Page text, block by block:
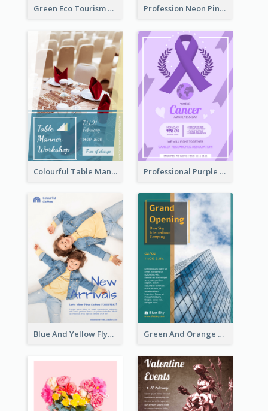
Green Eco Tourism Flyer With Photos Of Forest Profession Neon Pink Flyer Ribbon Design Template
Colourful Table Manner Course Flyer With Details Professional Purple Ribbon And Globe Flyer Design Idea
Blue And Yellow Flyer For Children Clothes Green And Orange Flyer Of Opening Ceremony